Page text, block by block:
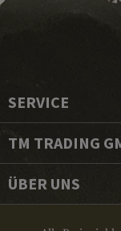
SERVICE
TM TRADING
ÜBER UNS